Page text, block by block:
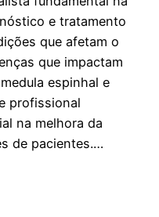
e tratamento
que afetam o
que impactam
espinhal e
profissional
na melhora da
de pacientes.…